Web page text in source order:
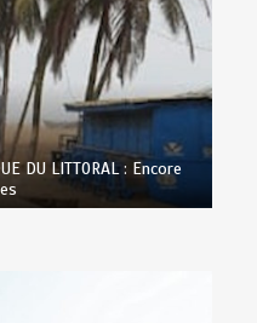
DU LITTORAL : Encore